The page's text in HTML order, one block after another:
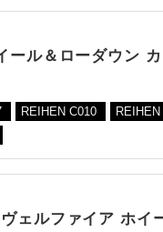
ル＆ローダウン カ
REIHEN C010
ェルファイア ホイ